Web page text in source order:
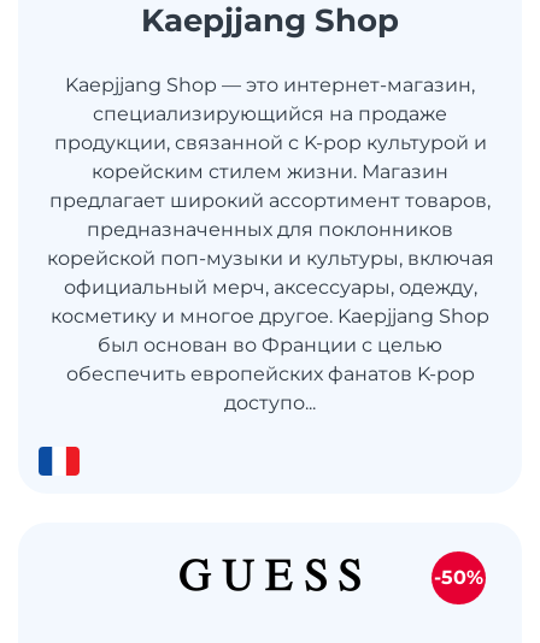
Kaepjjang Shop
Kaepjjang Shop — это интернет-магазин,
специализирующийся на продаже
продукции, связанной с K-pop культурой и
корейским стилем жизни. Магазин
предлагает широкий ассортимент товаров,
предназначенных для поклонников
корейской поп-музыки и культуры, включая
официальный мерч, аксессуары, одежду,
косметику и многое другое. Kaepjjang Shop
был основан во Франции с целью
обеспечить европейских фанатов K-pop
доступо...
-50%